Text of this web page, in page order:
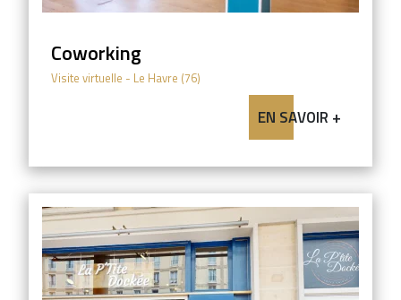
Coworking
Visite virtuelle - Le Havre (76)
EN SAVOIR +